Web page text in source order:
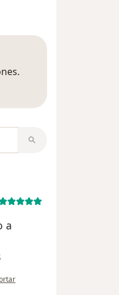
a
del usuario Katherine Andrade